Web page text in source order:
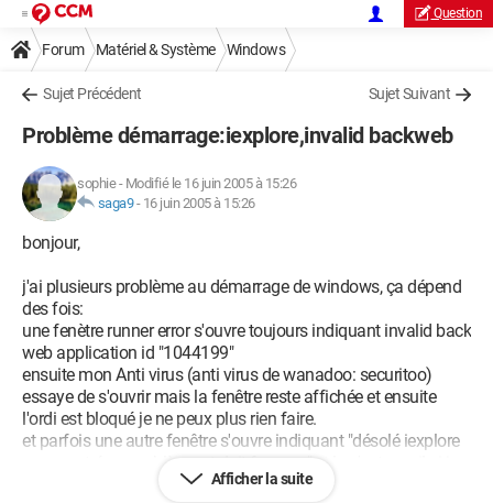
Question
Forum Matériel & Système Windows
Sujet Précédent Sujet Suivant
Problème démarrage:iexplore,invalid backweb
sophie- Modifié le 16 juin 2005 à 15:26
saga9- 16 juin 2005 à 15:26
bonjour,
j'ai plusieurs problème au démarrage de windows, ça dépend
des fois:
une fenètre runner error s'ouvre toujours indiquant invalid back
web application id "1044199"
ensuite mon Anti virus (anti virus de wanadoo: securitoo)
essaye de s'ouvrir mais la fenêtre reste affichée et ensuite
l'ordi est bloqué je ne peux plus rien faire.
et parfois une autre fenêtre s'ouvre indiquant "désolé iexplore
a rencontré un problème et doit fermer..." et la c'est pareil si je
clique sur ne pas envoyé mon ordi est bloqué et d'ailleurs si je
Afficher la suite